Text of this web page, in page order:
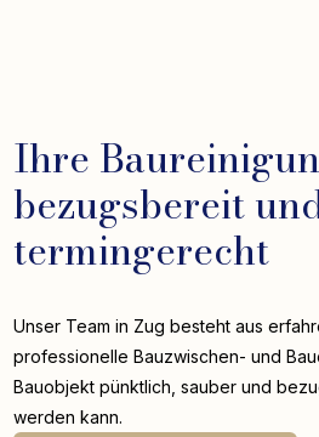
Ihre
bezugsbereit
termingerecht
Unser Team in Zug besteht aus
professionelle Bauzwischen- und
Bauobjekt pünktlich, sauber und
werden kann.